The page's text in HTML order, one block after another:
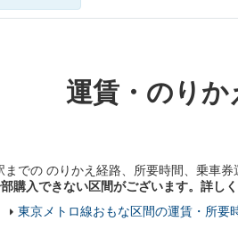
運賃・のりか
までの のりかえ経路、所要時間、乗車券
購入できない区間がございます。詳し
東京メトロ線おもな区間の運賃・所要